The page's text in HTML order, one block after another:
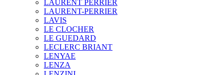
LAURENT PERRIER
LAURENT-PERRIER
LAVIS
LE CLOCHER
LE GUEDARD
LECLERC BRIANT
LENYAE
LENZA